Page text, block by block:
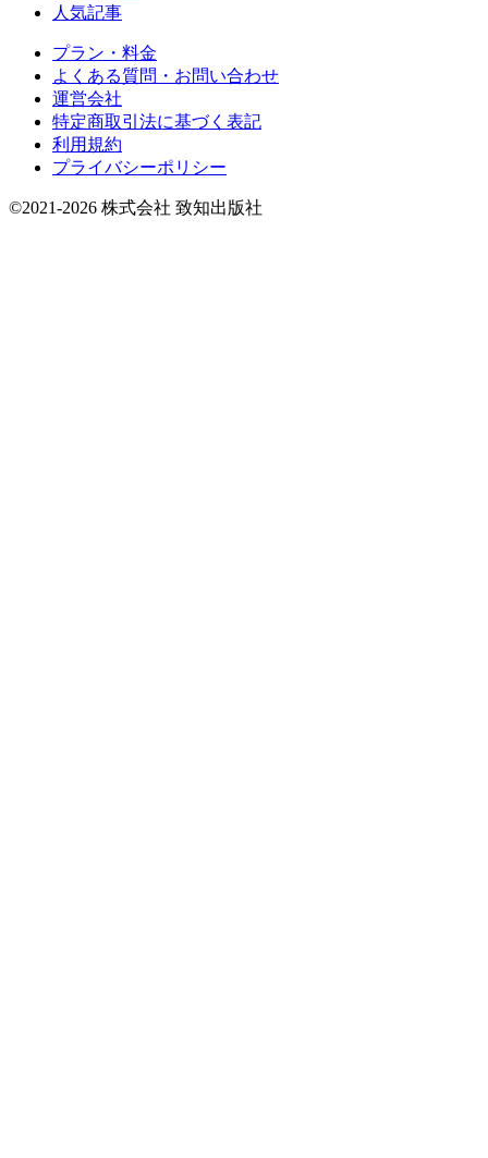
人気記事
プラン・料金
よくある質問・お問い合わせ
運営会社
特定商取引法に基づく表記
利用規約
プライバシーポリシー
©2021-2026 株式会社 致知出版社